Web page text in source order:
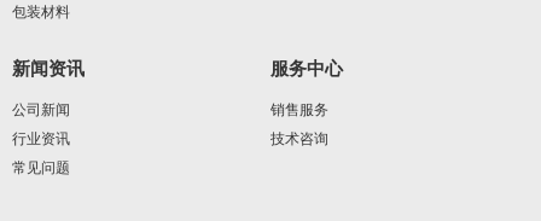
包装材料
新闻资讯
公司新闻
行业资讯
常见问题
服务中心
销售服务
技术咨询